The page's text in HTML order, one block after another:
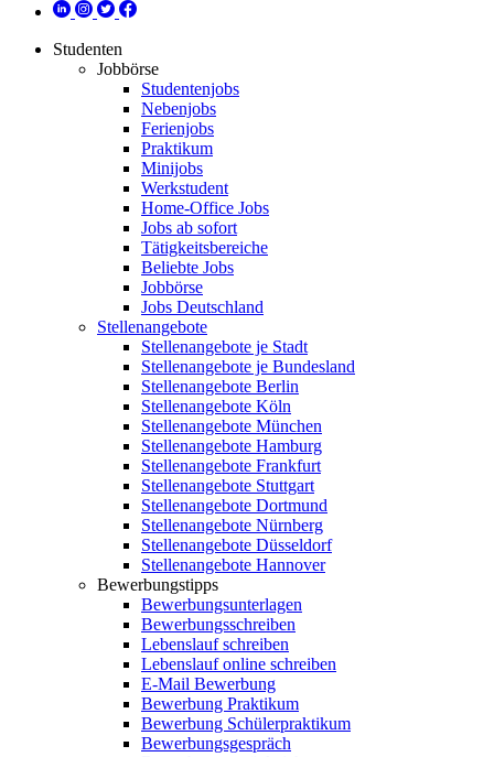
Studenten
Jobbörse
Studentenjobs
Nebenjobs
Ferienjobs
Praktikum
Minijobs
Werkstudent
Home-Office Jobs
Jobs ab sofort
Tätigkeitsbereiche
Beliebte Jobs
Jobbörse
Jobs Deutschland
Stellenangebote
Stellenangebote je Stadt
Stellenangebote je Bundesland
Stellenangebote Berlin
Stellenangebote Köln
Stellenangebote München
Stellenangebote Hamburg
Stellenangebote Frankfurt
Stellenangebote Stuttgart
Stellenangebote Dortmund
Stellenangebote Nürnberg
Stellenangebote Düsseldorf
Stellenangebote Hannover
Bewerbungstipps
Bewerbungsunterlagen
Bewerbungsschreiben
Lebenslauf schreiben
Lebenslauf online schreiben
E-Mail Bewerbung
Bewerbung Praktikum
Bewerbung Schülerpraktikum
Bewerbungsgespräch